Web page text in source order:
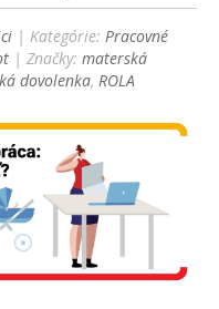
| Kategórie:Pracovné
| Značky:materská
dovolenka,ROLA